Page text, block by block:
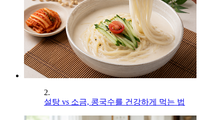
2.
설탕 vs 소금, 콩국수를 건강하게 먹는 법